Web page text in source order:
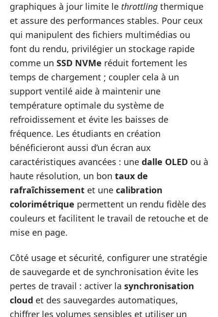
graphiques à jour limite le throttling thermique
et assure des performances stables. Pour ceux
qui manipulent des fichiers multimédias ou
font du rendu, privilégier un stockage rapide
comme un SSD NVMe réduit fortement les
temps de chargement ; coupler cela à un
support ventilé aide à maintenir une
température optimale du système de
refroidissement et évite les baisses de
fréquence. Les étudiants en création
bénéficieront aussi d’un écran aux
caractéristiques avancées : une dalle OLED ou à
haute résolution, un bon taux de
rafraîchissement et une calibration
colorimétrique permettent un rendu fidèle des
couleurs et facilitent le travail de retouche et de
mise en page.
Côté usage et sécurité, configurer une stratégie
de sauvegarde et de synchronisation évite les
pertes de travail : activer la synchronisation
cloud et des sauvegardes automatiques,
chiffrer les volumes sensibles et utiliser un